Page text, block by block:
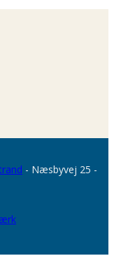
- Næsbyvej 25 -